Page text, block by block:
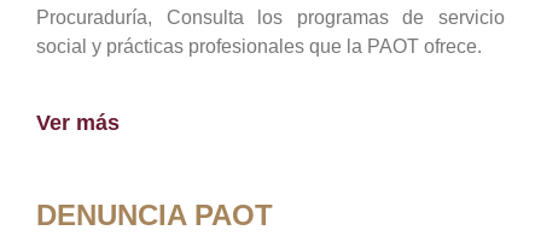
Procuraduría, Consulta los programas de servicio
social y prácticas profesionales que la PAOT ofrece.
Ver más
DENUNCIA PAOT